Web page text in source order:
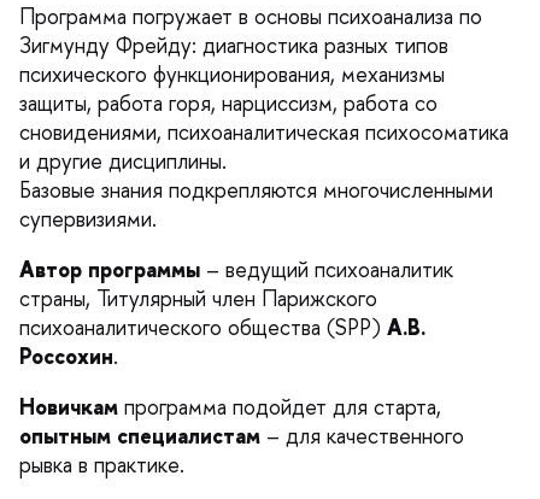
Программа погружает в основы психоанализа по
Зигмунду Фрейду: диагностика разных типо
психического функционирования, механизмы
защиты, работа горя, нарциссизм, работа со
сновидениями, психоаналитическая психосоматика
и другие дисциплины.
Базовые знания подкрепляются многочисленными
супервизиями.
Автор программы – ведущий психоаналитик
страны, Титулярный член Парижского
психоаналитического общества (SPP) А.В.
Россохин.
Новичкам программа подойдет для старта,
опытным специалистам – для качественного
рывка в практике.